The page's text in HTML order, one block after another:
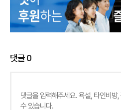
댓글0